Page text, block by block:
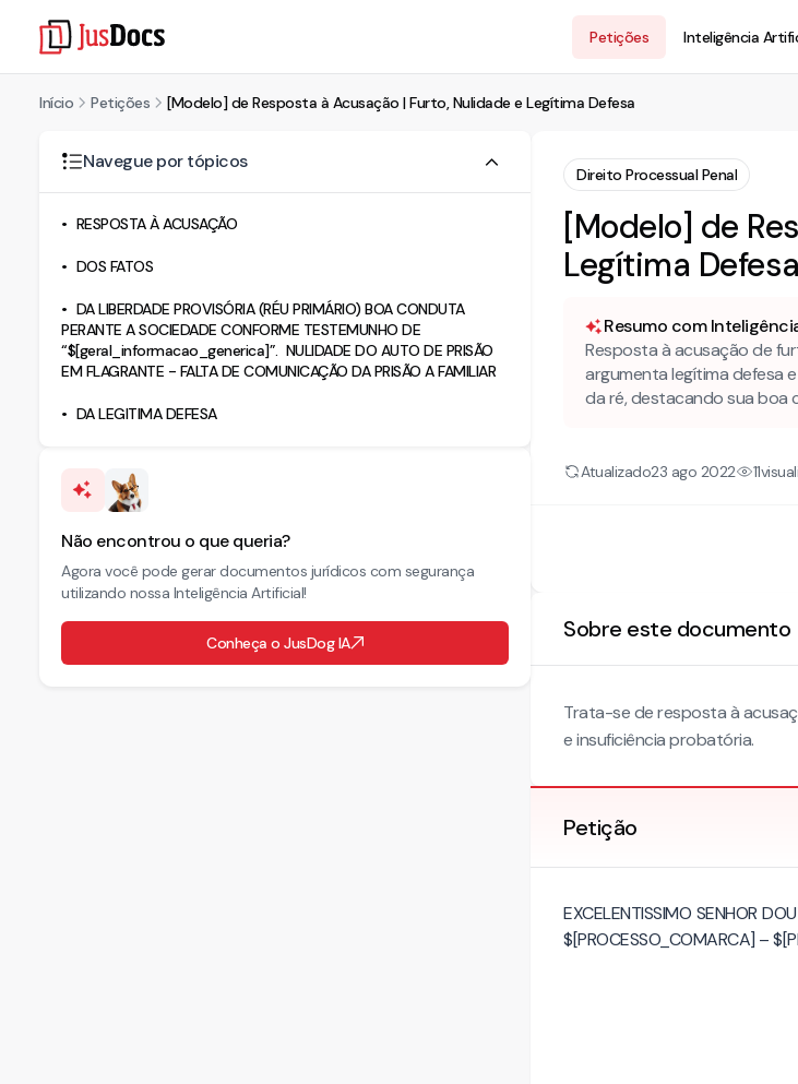
Petições Inteligência
Início Petições [Modelo] de Resposta à Acusação | Furto, Nulidade e Legítima Defesa
Navegue por tópicos
RESPOSTA À ACUSAÇÃO
DOS FATOS
DA LIBERDADE PROVISÓRIA (RÉU PRIMÁRIO) BOA CONDUTA
PERANTE A SOCIEDADE CONFORME TESTEMUNHO DE
“$[geral_informacao_generica]”. NULIDADE DO AUTO DE PRISÃO
EM FLAGRANTE - FALTA DE COMUNICAÇÃO DA PRISÃO A FAMILIAR
DA LEGITIMA DEFESA
Não encontrou o que queria?
Agora você pode gerar documentos jurídicos com segurança
utilizando nossa Inteligência Artificial!
Conheça o JusDog IA
Direito Processual Penal
[Modelo] de
Legítima Defesa
Resumo com
Resposta à acusação de
argumenta legítima defesa
da ré, destacando sua boa
Atualizado23 ago 2022 11
Sobre este documento
Trata-se de resposta à
e insuficiência probatória.
Petição
EXCELENTISSIMO SENHOR
$[PROCESSO_COMARCA] –